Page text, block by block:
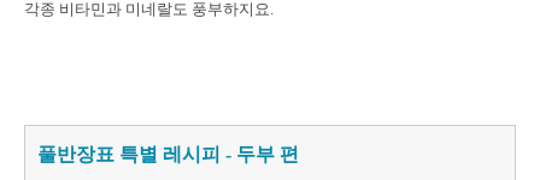
각종 비타민과 미네랄도 풍부하지요.
풀반장표 특별 레시피 - 두부 편